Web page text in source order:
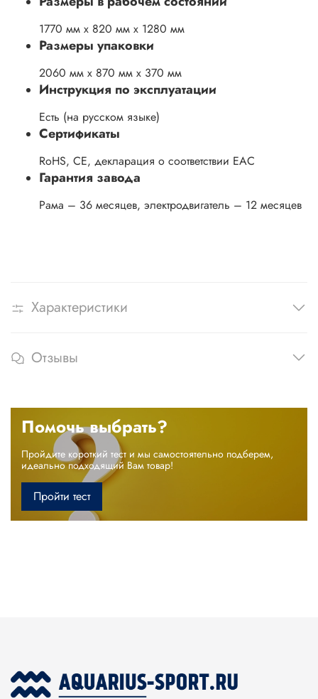
1770 мм х 820 мм х 1280 мм
Размеры упаковки
2060 мм х 870 мм х 370 мм
Инструкция по эксплуатации
Есть (на русском языке)
Сертификаты
RoHS, CE, декларация о соответствии ЕАС
Гарантия завода
Рама – 36 месяцев, электродвигатель – 12 месяцев
Характеристики
Отзывы
Помочь выбрать?
Пройдите короткий тест и мы самостоятельно подберем,
идеально подходящий Вам товар!
Пройти тест